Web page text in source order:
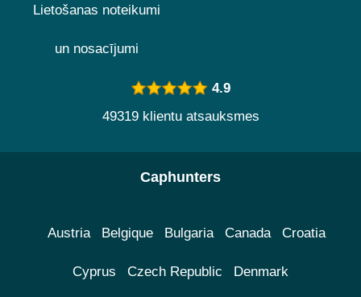
Lietošanas noteikumi
un nosacījumi
4.9
49319 klientu atsauksmes
Caphunters
Austria Belgique Bulgaria Canada Croatia
Cyprus Czech Republic Denmark